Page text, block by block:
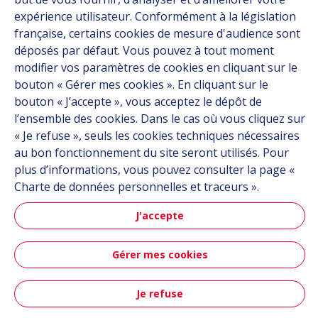
Carrière
Contact
Suivez-nous
Linkedin
Instagram
Tous les sites Hutchinson
Plan du site
Accessibilité : partiellement conforme
expérience utilisateur. Conformément à la législation
française, certains cookies de mesure d'audience sont
déposés par défaut. Vous pouvez à tout moment
modifier vos paramètres de cookies en cliquant sur le
bouton « Gérer mes cookies ». En cliquant sur le
bouton « J’accepte », vous acceptez le dépôt de
l’ensemble des cookies. Dans le cas où vous cliquez sur
« Je refuse », seuls les cookies techniques nécessaires
au bon fonctionnement du site seront utilisés. Pour
plus d’informations, vous pouvez consulter la page «
Charte de données personnelles et traceurs ».
J'accepte
Gérer mes cookies
Je refuse